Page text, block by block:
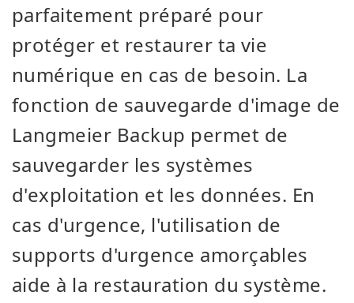
parfaitement préparé pour
protéger et restaurer ta vie
numérique en cas de besoin. La
fonction de sauvegarde d'image de
Langmeier Backup permet de
sauvegarder les systèmes
d'exploitation et les données. En
cas d'urgence, l'utilisation de
supports d'urgence amorçables
aide à la restauration du système.